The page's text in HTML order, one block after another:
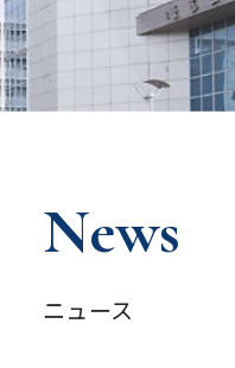
News
ニュース